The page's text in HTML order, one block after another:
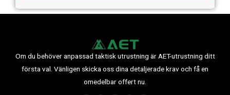
Om du behöver anpassad taktisk utrustning är AET-utrustning ditt
första val. Vänligen skicka oss dina detaljerade krav och få en
omedelbar offert nu.